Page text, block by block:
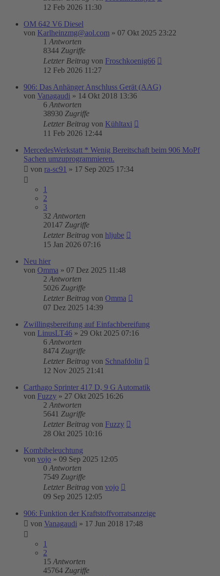
12 Feb 2026 11:30
OM 642 V6 Diesel
von Karlheinzmg@aol.com » 07 Okt 2025 23:22
1 Antworten
8344 Zugriffe
Letzter Beitrag von Froschkoenig66
12 Feb 2026 11:27
906: Das Anhänger Anschluss Gerät (AAG)
von Vanagaudi » 14 Okt 2018 13:36
6 Antworten
38930 Zugriffe
Letzter Beitrag von Kühltaxi
11 Feb 2026 12:44
MercedesWerkstatt * Wenig Bereitschaft beim 906 MoPf
Sachen umzuprogrammieren.
von ra-sc91 » 17 Sep 2025 17:34
1
2
3
32 Antworten
20147 Zugriffe
Letzter Beitrag von hljube
15 Jan 2026 07:16
Neu hier
von Omma » 07 Dez 2025 11:48
2 Antworten
5026 Zugriffe
Letzter Beitrag von Omma
07 Dez 2025 14:39
Zwillingsbereifung auf Einfachbereifung
von LinusLT46 » 29 Okt 2025 07:16
6 Antworten
8474 Zugriffe
Letzter Beitrag von Schnafdolin
12 Nov 2025 21:41
Carthago Sprinter 417 D, 9 G Automatik
von Fuzzy » 27 Okt 2025 16:26
2 Antworten
5641 Zugriffe
Letzter Beitrag von Fuzzy
28 Okt 2025 10:16
Kombibeleuchtung
von vojo » 09 Sep 2025 12:05
0 Antworten
7549 Zugriffe
Letzter Beitrag von vojo
09 Sep 2025 12:05
906: Funktion der Kraftstoffvorratsanzeige
von Vanagaudi » 17 Jun 2018 17:48
1
2
15 Antworten
45764 Zugriffe